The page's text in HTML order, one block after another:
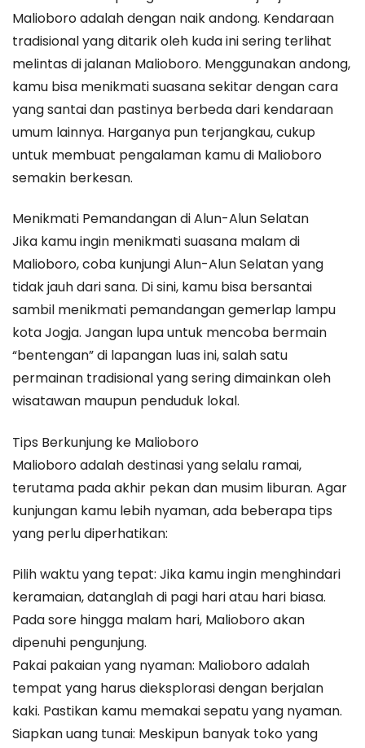
Malioboro adalah dengan naik andong. Kendaraan
tradisional yang ditarik oleh kuda ini sering terlihat
melintas di jalanan Malioboro. Menggunakan andong,
kamu bisa menikmati suasana sekitar dengan cara
yang santai dan pastinya berbeda dari kendaraan
umum lainnya. Harganya pun terjangkau, cukup
untuk membuat pengalaman kamu di Malioboro
semakin berkesan.
Menikmati Pemandangan di Alun-Alun Selatan
Jika kamu ingin menikmati suasana malam di
Malioboro, coba kunjungi Alun-Alun Selatan yang
tidak jauh dari sana. Di sini, kamu bisa bersantai
sambil menikmati pemandangan gemerlap lampu
kota Jogja. Jangan lupa untuk mencoba bermain
“bentengan” di lapangan luas ini, salah satu
permainan tradisional yang sering dimainkan oleh
wisatawan maupun penduduk lokal.
Tips Berkunjung ke Malioboro
Malioboro adalah destinasi yang selalu ramai,
terutama pada akhir pekan dan musim liburan. Agar
kunjungan kamu lebih nyaman, ada beberapa tips
yang perlu diperhatikan:
Pilih waktu yang tepat: Jika kamu ingin menghindari
keramaian, datanglah di pagi hari atau hari biasa.
Pada sore hingga malam hari, Malioboro akan
dipenuhi pengunjung.
Pakai pakaian yang nyaman: Malioboro adalah
tempat yang harus dieksplorasi dengan berjalan
kaki. Pastikan kamu memakai sepatu yang nyaman.
Siapkan uang tunai: Meskipun banyak toko yang